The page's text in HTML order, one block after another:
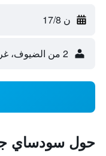
ن 17/8
2 من الضيوف، غرفة واحدة
حول سودساي